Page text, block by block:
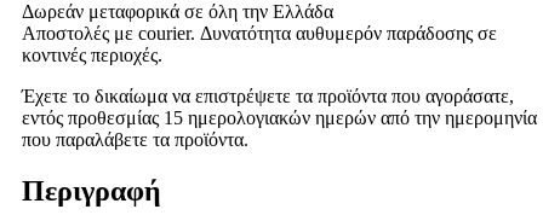
Δωρεάν μεταφορικά σε όλη την Ελλάδα
Αποστολές με courier. Δυνατότητα αυθυμερόν παράδοσης σε
κοντινές περιοχές.
Έχετε το δικαίωμα να επιστρέψετε τα προϊόντα που αγοράσατε,
εντός προθεσμίας 15 ημερολογιακών ημερών από την ημερομηνία
που παραλάβετε τα προϊόντα.
Περιγραφή